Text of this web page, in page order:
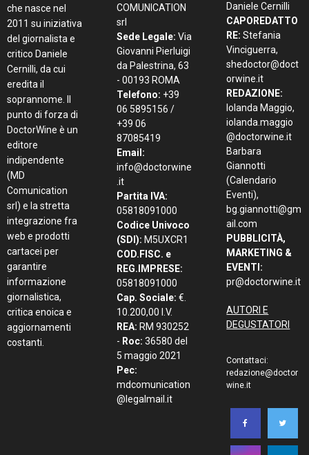
che nasce nel
2011 su iniziativa
del giornalista e
critico Daniele
Cernilli, da cui
eredita il
soprannome. Il
punto di forza di
DoctorWine è un
editore
indipendente
(MD
Comunication
srl) e la stretta
integrazione fra
web e prodotti
cartacei per
garantire
informazione
giornalistica,
critica enoica e
aggiornamenti
costanti.
COMUNICATION
srl
Sede Legale: Via
Giovanni Pierluigi
da Palestrina, 63
- 00193 ROMA
Telefono: +39
06 5895156 /
+39 06
87085419
Email:
info@doctorwine
.it
Partita IVA:
05818091000
Codice Univoco
(SDI): M5UXCR1
COD.FISC. e
REG.IMPRESE:
05818091000
Cap. Sociale: €.
10.200,00 I.V.
REA: RM 930252
- Roc: 36580 del
5 maggio 2021
Pec:
mdcomunication
@legalmail.it
Daniele Cernilli
CAPOREDATTO
RE: Stefania
Vinciguerra,
shedoctor@doct
orwine.it
REDAZIONE:
Iolanda Maggio,
iolanda.maggio
@doctorwine.it
Barbara
Giannotti
(Calendario
Eventi),
bg.giannotti@gm
ail.com
PUBBLICITÀ,
MARKETING &
EVENTI:
pr@doctorwine.it
AUTORI E
DEGUSTATORI
Contattaci:
redazione@doctor
wine.it